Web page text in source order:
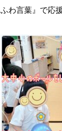
ふわ言葉』で応